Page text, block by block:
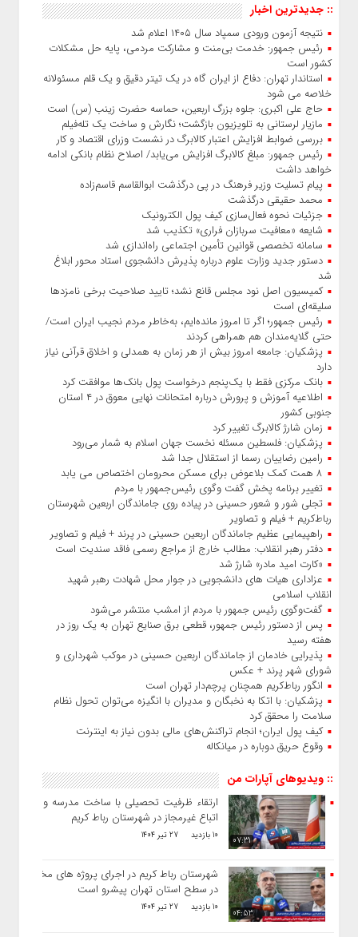
برای نخستین بار در تاریخ؛ تعطیلی چهار روزه فرودگاه نجف به احترام
یک وداع میلیونی صورت می‌گیرد. تعطیلی چهار روزه فرودگاه نجف؛
برای نخستین بار در تاریخ رئیس سازمان هواپیمایی کشوری، با اشاره
به تعطیلی چهار روزه فرودگاه نجف اشرف، این اقدام را رویدادی
کم‌سابقه در صنعت هوانوردی منطقه توصیف کرد و گفت: برای
نخستین بار در تاریخ، یک فرودگاه بین‌المللی به دلیل برگزاری
:: جدیدترین اخبار
نتیجه آزمون ورودی سمپاد سال ۱۴۰۵ اعلام شد
رئیس جمهور: خدمت بی‌منت و مشارکت مردمی، پایه حل مشکلات
کشور است
استاندار تهران: دفاع از ایران گاه در یک تیتر دقیق و یک قلم مسئولانه
خلاصه می شود
حاج‌ علی‌ اکبری: جلوه بزرگ اربعین، حماسه حضرت زینب (س) است
مازیار لرستانی به تلویزیون بازگشت؛ نگارش و ساخت یک تله‌فیلم
بررسی ضوابط افزایش اعتبار کالابرگ در نشست وزرای اقتصاد و کار
رئیس‌ جمهور: مبلغ کالابرگ افزایش می‌یابد/ اصلاح نظام بانکی ادامه
خواهد داشت
پیام تسلیت وزیر فرهنگ در پی درگذشت ابوالقاسم قاسم‌زاده
محمد حقیقی درگذشت
جزئیات نحوه فعال‌سازی کیف پول الکترونیک
شایعه «معافیت سربازان فراری» تکذیب شد
سامانه تخصصی قوانین تأمین اجتماعی راه‌اندازی شد
دستور جدید وزارت علوم درباره پذیرش دانشجوی استاد محور ابلاغ
شد
کمیسیون اصل نود مجلس قانع نشد؛ تایید صلاحیت برخی نامزدها
سلیقه‌ای است
رئیس‌ جمهور؛ اگر تا امروز مانده‌ایم، به‌خاطر مردم نجیب ایران است/
حتی گلایه‌مندان هم همراهی کردند
پزشکیان: جامعه امروز بیش از هر زمان به همدلی و اخلاق قرآنی نیاز
دارد
بانک مرکزی فقط با یک‌‎پنجم درخواست پول بانک‌ها موافقت کرد
اطلاعیه آموزش و پرورش درباره امتحانات نهایی معوق در ۴ استان
جنوبی کشور
زمان شارژ کالابرگ تغییر کرد
پزشکیان: فلسطین مسئله نخست جهان اسلام به شمار می‌رود
رامین رضاییان رسما از استقلال جدا شد
۸ همت کمک بلاعوض برای مسکن محرومان اختصاص می یابد
تغییر برنامه پخش گفت‌ وگوی رئیس‌جمهور با مردم
تجلی شور و شعور حسینی در پیاده‌ روی جاماندگان اربعین شهرستان
رباط‌کریم + فیلم و تصاویر
راهپیمایی عظیم جاماندگان اربعین حسینی در پرند + فیلم و تصاویر
دفتر رهبر انقلاب: مطالب خارج از مراجع رسمی فاقد سندیت است
«کارت امید مادر» شارژ شد
عزاداری هیات‌ های دانشجویی در جوار محل شهادت رهبر شهید
انقلاب اسلامی
گفت‌وگوی رئیس‌ جمهور با مردم از امشب منتشر می‌شود
پس از دستور رئیس‌ جمهور، قطعی برق صنایع تهران به یک روز در
هفته رسید
پذیرایی خادمان از جاماندگان اربعین حسینی در موکب شهرداری و
شورای شهر پرند + عکس
انگور رباط‌کریم همچنان پرچم‌دار تهران است
پزشکیان: با اتکا به نخبگان و مدیران با انگیزه می‌توان تحول نظام
سلامت را محقق کرد
کیف پول ایران؛ انجام تراکنش‌های مالی بدون نیاز به اینترنت
وقوع حریق دوباره در میانکاله
:: ویدیوهای آپارات من
07:31
ارتقاء ظرفیت تحصیلی با ساخت مدرسه و طرد
اتباع غیرمجاز در شهرستان رباط کریم
10 بازدید 27 تیر 1404
04:53
شهرستان رباط کریم در اجرای پروژه های مختلف
در سطح استان تهران پیشرو است
10 بازدید 27 تیر 1404